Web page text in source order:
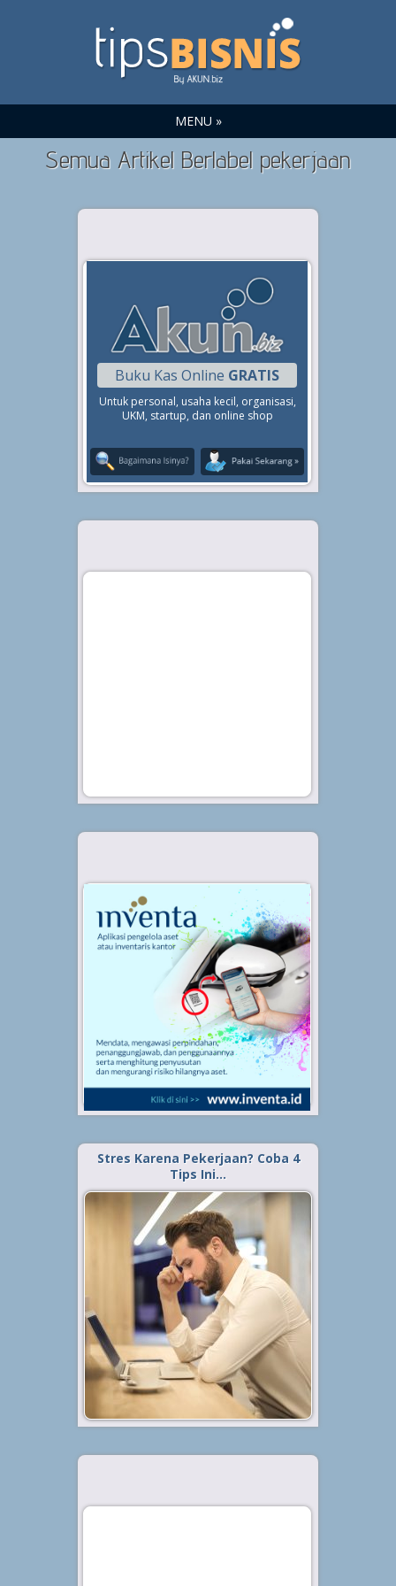
MENU »
Semua Artikel Berlabel pekerjaan
Buku Kas Online GRATIS
Untuk personal, usaha kecil, organisasi,
UKM, startup, dan online shop
Stres Karena Pekerjaan? Coba 4
Tips Ini…
Diterbitkan tanggal 16 Mei 2020, dalam kategori
Bisnis
.
Stres karena pekerjaan adalah hal
yang dialami hampir semua orang.
Tapi jika kamu bisa mengelola
stresmu tentu akan lebih baik.
Coba 4 tips agar kamu bahagia
saat bekerja berikut ini, ya! Stres...
Baca Selengkapnya »